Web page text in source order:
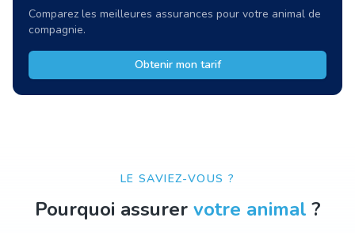
Comparez les meilleures assurances pour votre animal de
compagnie.
Obtenir mon tarif
LE SAVIEZ-VOUS ?
Pourquoi assurer votre animal ?